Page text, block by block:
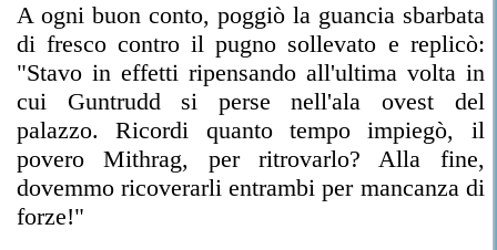
A ogni buon conto, poggiò la guancia sbarbata
di fresco contro il pugno sollevato e replicò:
"Stavo in effetti ripensando all'ultima volta in
cui Guntrudd si perse nell'ala ovest del
palazzo. Ricordi quanto tempo impiegò, il
povero Mithrag, per ritrovarlo? Alla fine,
dovemmo ricoverarli entrambi per mancanza di
forze!"